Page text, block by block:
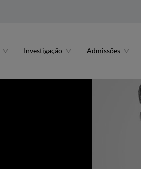
Investigação Admissões